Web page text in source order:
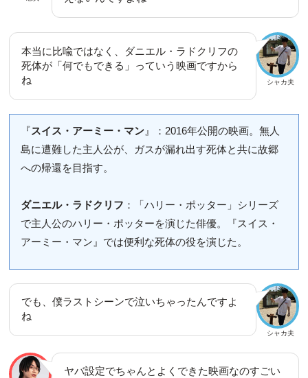
シャカ夫
本当に比喩ではなく、ダニエル・ラドクリフの
死体が「何でもできる」っていう映画ですから
ね
『スイス・アーミー・マン』：2016年公開の映画。無人
島に遭難した主人公が、ガスが漏れ出す死体と共に故郷
への帰還を目指す。
ダニエル・ラドクリフ ：「ハリー・ポッター」シリーズ
で主人公のハリー・ポッターを演じた俳優。『スイス・
アーミー・マン』では便利な死体の役を演じた。
シャカ夫
でも、僕ラストシーンで泣いちゃったんですよ
ね
ヤバ設定でちゃんとよくできた映画なのすごい